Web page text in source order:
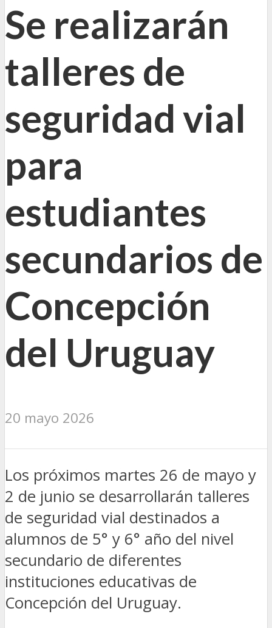
Se realizarán
talleres de
seguridad vial
para
estudiantes
secundarios de
Concepción
del Uruguay
20 mayo 2026
Los próximos martes 26 de mayo y
2 de junio se desarrollarán talleres
de seguridad vial destinados a
alumnos de 5° y 6° año del nivel
secundario de diferentes
instituciones educativas de
Concepción del Uruguay.